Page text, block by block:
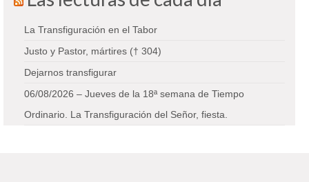
La Transfiguración en el Tabor
Justo y Pastor, mártires († 304)
Dejarnos transfigurar
06/08/2026 – Jueves de la 18ª semana de Tiempo
Ordinario. La Transfiguración del Señor, fiesta.